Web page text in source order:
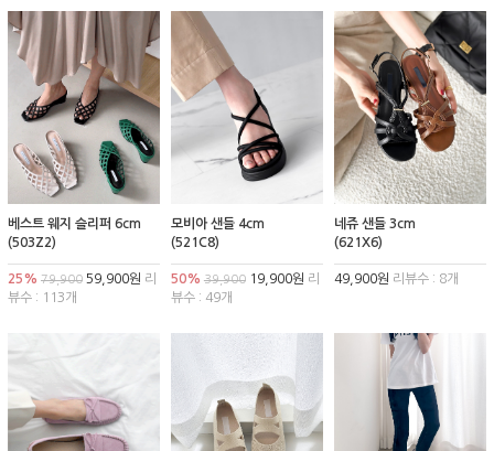
베스트 웨지 슬리퍼 6cm
(503Z2)
25% 79,900 59,900원 리
뷰수 : 113개
모비아 샌들 4cm
(521C8)
50% 39,90019,900원 리
뷰수 : 49개
네쥬 샌들 3cm
(621X6)
49,900원 리뷰수 : 8개